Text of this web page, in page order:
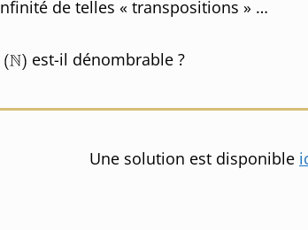
de telles « transpositions » …
est-il dénombrable ?
Une solution est disponible